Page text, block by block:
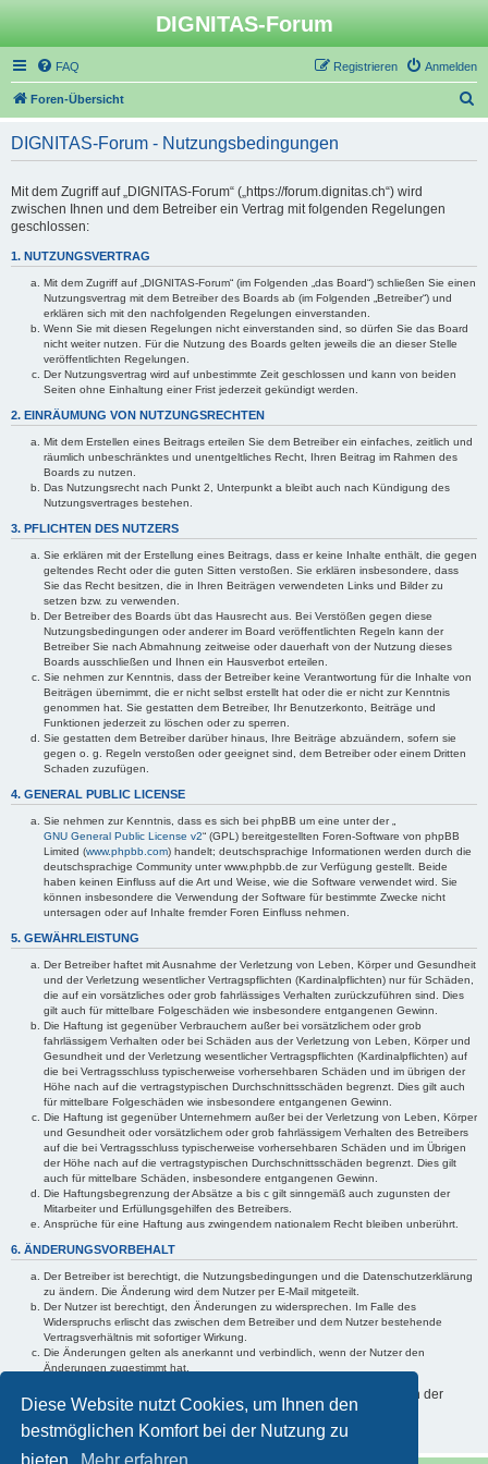
Diese Website nutzt Cookies, um Ihnen den
bestmöglichen Komfort bei der Nutzung zu
DIGNITAS-Forum
FAQ Anmelden
Registrieren
Foren-Übersicht
DIGNITAS-Forum - Nutzungsbedingungen
Mit dem Zugriff auf „DIGNITAS-Forum“ („https://forum.dignitas.ch“) wird
zwischen Ihnen und dem Betreiber ein Vertrag mit folgenden Regelungen
geschlossen:
1. NUTZUNGSVERTRAG
Mit dem Zugriff auf „DIGNITAS-Forum“ (im Folgenden „das Board“) schließen Sie einen
Nutzungsvertrag mit dem Betreiber des Boards ab (im Folgenden „Betreiber“) und
erklären sich mit den nachfolgenden Regelungen einverstanden.
Wenn Sie mit diesen Regelungen nicht einverstanden sind, so dürfen Sie das Board
nicht weiter nutzen. Für die Nutzung des Boards gelten jeweils die an dieser Stelle
veröffentlichten Regelungen.
Der Nutzungsvertrag wird auf unbestimmte Zeit geschlossen und kann von beiden
Seiten ohne Einhaltung einer Frist jederzeit gekündigt werden.
2. EINRÄUMUNG VON NUTZUNGSRECHTEN
Mit dem Erstellen eines Beitrags erteilen Sie dem Betreiber ein einfaches, zeitlich und
räumlich unbeschränktes und unentgeltliches Recht, Ihren Beitrag im Rahmen des
Boards zu nutzen.
Das Nutzungsrecht nach Punkt 2, Unterpunkt a bleibt auch nach Kündigung des
Nutzungsvertrages bestehen.
3. PFLICHTEN DES NUTZERS
Sie erklären mit der Erstellung eines Beitrags, dass er keine Inhalte enthält, die gegen
geltendes Recht oder die guten Sitten verstoßen. Sie erklären insbesondere, dass
Sie das Recht besitzen, die in Ihren Beiträgen verwendeten Links und Bilder zu
setzen bzw. zu verwenden.
Der Betreiber des Boards übt das Hausrecht aus. Bei Verstößen gegen diese
Nutzungsbedingungen oder anderer im Board veröffentlichten Regeln kann der
Betreiber Sie nach Abmahnung zeitweise oder dauerhaft von der Nutzung dieses
Boards ausschließen und Ihnen ein Hausverbot erteilen.
Sie nehmen zur Kenntnis, dass der Betreiber keine Verantwortung für die Inhalte von
Beiträgen übernimmt, die er nicht selbst erstellt hat oder die er nicht zur Kenntnis
genommen hat. Sie gestatten dem Betreiber, Ihr Benutzerkonto, Beiträge und
Funktionen jederzeit zu löschen oder zu sperren.
Sie gestatten dem Betreiber darüber hinaus, Ihre Beiträge abzuändern, sofern sie
gegen o. g. Regeln verstoßen oder geeignet sind, dem Betreiber oder einem Dritten
Schaden zuzufügen.
4. GENERAL PUBLIC LICENSE
Sie nehmen zur Kenntnis, dass es sich bei phpBB um eine unter der „
GNU General Public License v2“ (GPL) bereitgestellten Foren-Software von phpBB
Limited (www.phpbb.com) handelt; deutschsprachige Informationen werden durch die
deutschsprachige Community unter www.phpbb.de zur Verfügung gestellt. Beide
haben keinen Einfluss auf die Art und Weise, wie die Software verwendet wird. Sie
können insbesondere die Verwendung der Software für bestimmte Zwecke nicht
untersagen oder auf Inhalte fremder Foren Einfluss nehmen.
5. GEWÄHRLEISTUNG
Der Betreiber haftet mit Ausnahme der Verletzung von Leben, Körper und Gesundheit
und der Verletzung wesentlicher Vertragspflichten (Kardinalpflichten) nur für Schäden,
die auf ein vorsätzliches oder grob fahrlässiges Verhalten zurückzuführen sind. Dies
gilt auch für mittelbare Folgeschäden wie insbesondere entgangenen Gewinn.
Die Haftung ist gegenüber Verbrauchern außer bei vorsätzlichem oder grob
fahrlässigem Verhalten oder bei Schäden aus der Verletzung von Leben, Körper und
Gesundheit und der Verletzung wesentlicher Vertragspflichten (Kardinalpflichten) auf
die bei Vertragsschluss typischerweise vorhersehbaren Schäden und im übrigen der
Höhe nach auf die vertragstypischen Durchschnittsschäden begrenzt. Dies gilt auch
für mittelbare Folgeschäden wie insbesondere entgangenen Gewinn.
Die Haftung ist gegenüber Unternehmern außer bei der Verletzung von Leben, Körper
und Gesundheit oder vorsätzlichem oder grob fahrlässigem Verhalten des Betreibers
auf die bei Vertragsschluss typischerweise vorhersehbaren Schäden und im Übrigen
der Höhe nach auf die vertragstypischen Durchschnittsschäden begrenzt. Dies gilt
auch für mittelbare Schäden, insbesondere entgangenen Gewinn.
Die Haftungsbegrenzung der Absätze a bis c gilt sinngemäß auch zugunsten der
Mitarbeiter und Erfüllungsgehilfen des Betreibers.
Ansprüche für eine Haftung aus zwingendem nationalem Recht bleiben unberührt.
6. ÄNDERUNGSVORBEHALT
Der Betreiber ist berechtigt, die Nutzungsbedingungen und die Datenschutzerklärung
zu ändern. Die Änderung wird dem Nutzer per E-Mail mitgeteilt.
Der Nutzer ist berechtigt, den Änderungen zu widersprechen. Im Falle des
Widerspruchs erlischt das zwischen dem Betreiber und dem Nutzer bestehende
Vertragsverhältnis mit sofortiger Wirkung.
Die Änderungen gelten als anerkannt und verbindlich, wenn der Nutzer den
Änderungen zugestimmt hat.
Informationen über den Umgang mit Ihren persönlichen Daten sind in der
Datenschutzerklärung enthalten.